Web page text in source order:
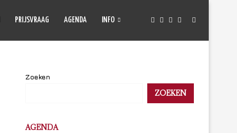
PRIJSVRAAG AGENDA INFO
Zoeken
ZOEKEN
AGENDA